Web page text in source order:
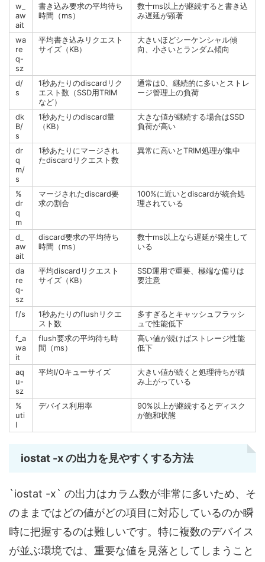
w_
aw
ait
書き込み要求の平均待ち
時間（ms）
数十ms以上が継続すると書き込
み遅延が顕著
wa
re
q-
sz
平均書き込みリクエスト
サイズ（KB）
大きいほどシーケンシャル傾
向、小さいとランダム傾向
d/
s
1秒あたりのdiscardリク
エスト数（SSD用TRIM
など）
通常は0、継続的に多いとストレ
ージ管理上の負荷
dk
B/
s
1秒あたりのdiscard量
（KB）
大きな値が継続する場合はSSD
負荷が高い
dr
q
m/
s
1秒あたりにマージされ
たdiscardリクエスト数
異常に高いとTRIM処理が集中
%
dr
q
m
マージされたdiscard要
求の割合
100%に近いとdiscardが統合処
理されている
d_
aw
ait
discard要求の平均待ち
時間（ms）
数十ms以上なら遅延が発生して
いる
da
re
q-
sz
平均discardリクエスト
サイズ（KB）
SSD運用で重要、極端な偏りは
要注意
f/s
1秒あたりのflushリクエ
スト数
多すぎるとキャッシュフラッシ
ュで性能低下
f_a
wa
it
flush要求の平均待ち時
間（ms）
高い値が続けばストレージ性能
低下
aq
u-
sz
平均I/Oキューサイズ
大きい値が続くと処理待ちが積
み上がっている
%
uti
l
デバイス利用率
90%以上が継続するとディスク
が飽和状態
iostat -x の出力を見やすくする方法
`iostat -x` の出力はカラム数が非常に多いため、そ
のままではどの値がどの項目に対応しているのか瞬
時に把握するのは難しいです。特に複数のデバイス
が並ぶ環境では、重要な値を見落としてしまうこと